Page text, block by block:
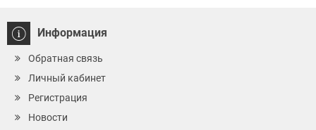
Информация
Обратная связь
Личный кабинет
Регистрация
Новости